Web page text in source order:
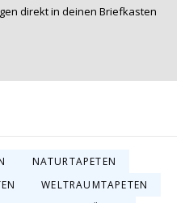
direkt in deinen Briefkasten
NATURTAPETEN
WELTRAUMTAPETEN